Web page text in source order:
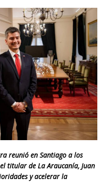
reunió en Santiago a los
titular de La Araucanía, Juan
y acelerar la